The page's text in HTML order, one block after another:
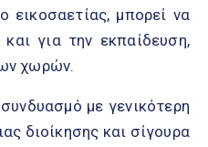
εικοσαετίας, μπορεί να
για την εκπαίδευση,
χωρών.
με γενικότερη
διοίκησης και σίγουρα